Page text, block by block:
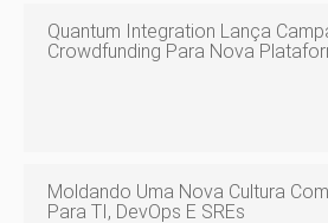
Quantum Integration Lança
Crowdfunding Para Nova
Moldando Uma Nova Cultura
Para TI, DevOps E SREs